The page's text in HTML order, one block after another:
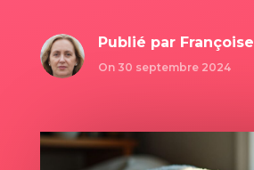
Publié par Françoise
On 30 septembre 2024